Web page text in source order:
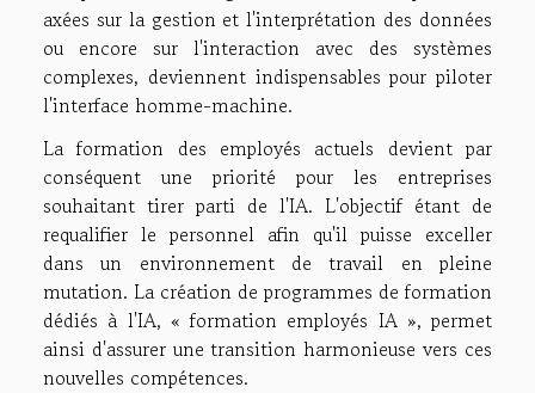
axées sur la gestion et l'interprétation des données
ou encore sur l'interaction avec des systèmes
complexes, deviennent indispensables pour piloter
l'interface homme-machine.
La formation des employés actuels devient par
conséquent une priorité pour les entreprises
souhaitant tirer parti de l'IA. L'objectif étant de
requalifier le personnel afin qu'il puisse exceller
dans un environnement de travail en pleine
mutation. La création de programmes de formation
dédiés à l'IA, « formation employés IA », permet
ainsi d'assurer une transition harmonieuse vers ces
nouvelles compétences.